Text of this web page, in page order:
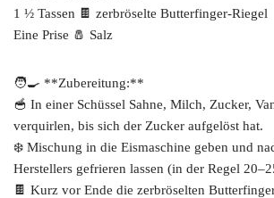
1 ½ Tassen 🍫 zerbröselte Butterfinger-Riegel
Eine Prise 🧂 Salz
🧑‍🍳 **Zubereitung:**
🥣 In einer Schüssel Sahne, Milch, Zucker,
verquirlen, bis sich der Zucker aufgelöst hat.
❄️ Mischung in die Eismaschine geben und
Herstellers gefrieren lassen (in der Regel
🍫 Kurz vor Ende die zerbröselten